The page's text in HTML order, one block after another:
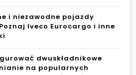
i niezawodne pojazdy
Iveco Eurocargo i inne
dwuskładnikowe
na popularnych